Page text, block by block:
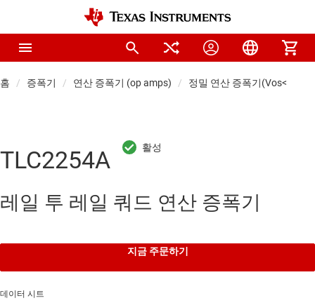
홈 증폭기 연산 증폭기 (op amps) 정밀 연산 증폭기(Vos<1mV)
TLC2254A
레일 투 레일 쿼드 연산 증폭기
지금 주문하기
데이터 시트